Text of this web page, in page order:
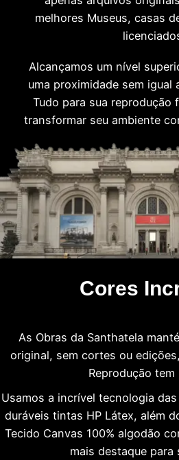
melhores Museus, casas
Alcançamos um nível
uma proximidade sem igual
Tudo para sua reprodução
transformar seu ambiente
Cores
As Obras da Santhatela
original, sem cortes ou
Reprodução tem
Usamos a incrível tecnologia
duráveis tintas HP Látex, além
Tecido Canvas 100% algodão
mais destaque para